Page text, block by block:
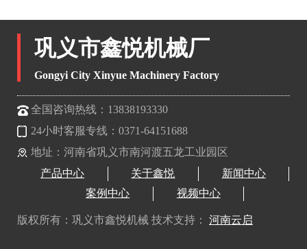
巩义市鑫悦机械厂
Gongyi City Xinyue Machinery Factory
全国咨询热线：13838193330
24小时客服专线：0371-64151688
地址：河南省巩义市南河渡五龙工业园区
产品中心
关于鑫悦
新闻中心
案例中心
视频中心
版权所有：巩义市鑫悦机械 技术支持： 河南云启